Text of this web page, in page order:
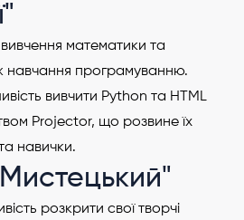
математики та
навчання програмуванню.
вивчити Python та HTML
Projector, що розвине їх
навички.
розкрити свої творчі